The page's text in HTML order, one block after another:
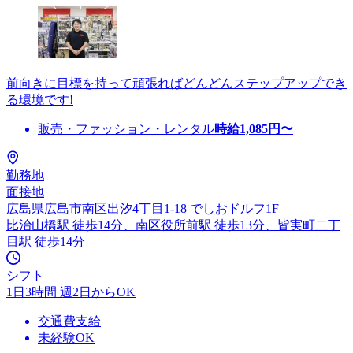
前向きに目標を持って頑張ればどんどんステップアップでき
る環境です!
販売・ファッション・レンタル時給1,085円〜
勤務地
面接地
広島県広島市南区出汐4丁目1-18 でしおドルフ1F
比治山橋駅 徒歩14分、南区役所前駅 徒歩13分、皆実町二丁
目駅 徒歩14分
シフト
1日3時間 週2日からOK
交通費支給
未経験OK